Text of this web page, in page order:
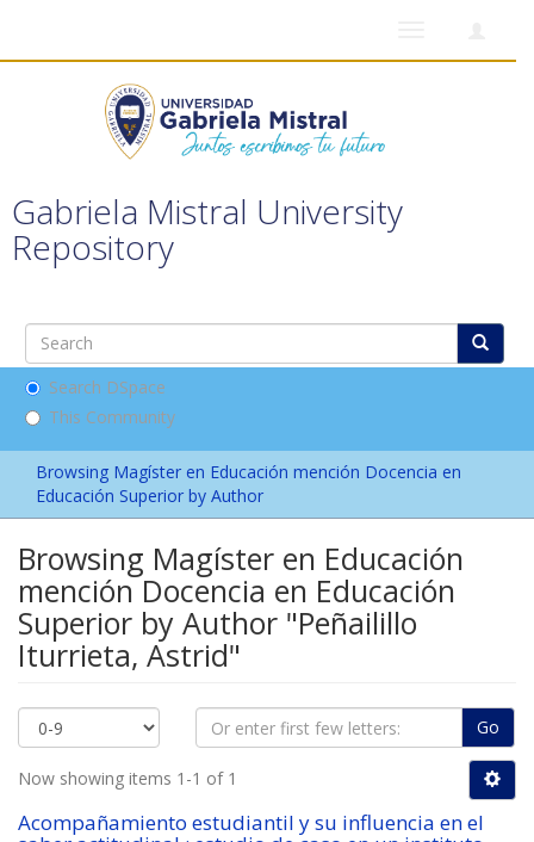
Gabriela Mistral University
Repository
Search DSpace
This Community
Browsing Magíster en Educación mención Docencia en
Educación Superior by Author
Browsing Magíster en Educación
mención Docencia en Educación
Superior by Author "Peñailillo
Iturrieta, Astrid"
Go
Now showing items 1-1 of 1
Acompañamiento estudiantil y su influencia en el